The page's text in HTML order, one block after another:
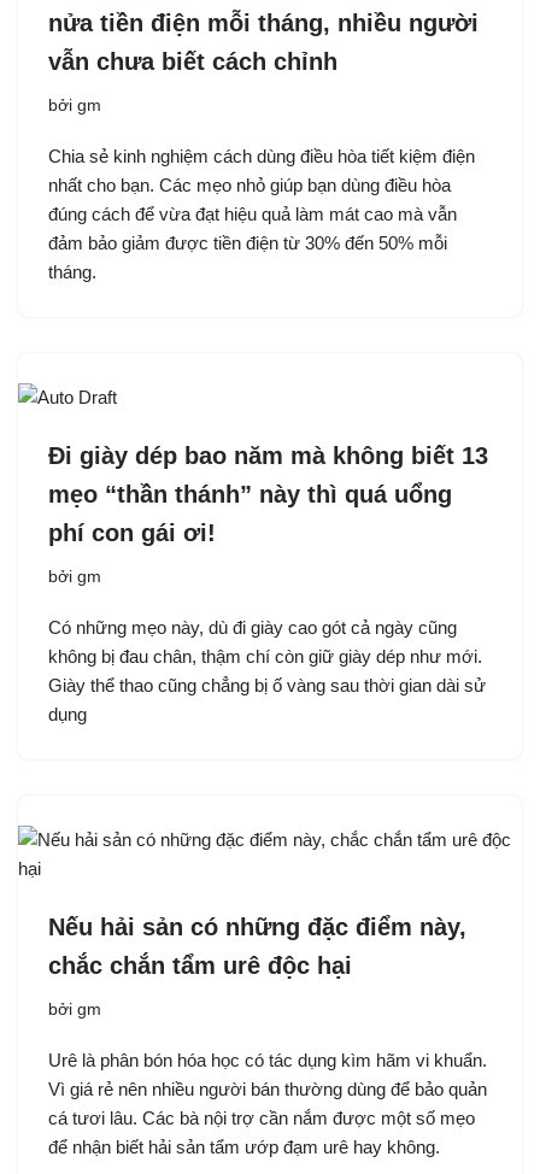
nửa tiền điện mỗi tháng, nhiều người
vẫn chưa biết cách chỉnh
bởi gm
Chia sẻ kinh nghiệm cách dùng điều hòa tiết kiệm điện
nhất cho bạn. Các mẹo nhỏ giúp bạn dùng điều hòa
đúng cách để vừa đạt hiệu quả làm mát cao mà vẫn
đảm bảo giảm được tiền điện từ 30% đến 50% mỗi
tháng.
Đi giày dép bao năm mà không biết 13
mẹo “thần thánh” này thì quá uổng
phí con gái ơi!
bởi gm
Có những mẹo này, dù đi giày cao gót cả ngày cũng
không bị đau chân, thậm chí còn giữ giày dép như mới.
Giày thể thao cũng chẳng bị ố vàng sau thời gian dài sử
dụng
Nếu hải sản có những đặc điểm này,
chắc chắn tẩm urê độc hại
bởi gm
Urê là phân bón hóa học có tác dụng kìm hãm vi khuẩn.
Vì giá rẻ nên nhiều người bán thường dùng để bảo quản
cá tươi lâu. Các bà nội trợ cần nắm được một số mẹo
để nhận biết hải sản tẩm ướp đạm urê hay không.